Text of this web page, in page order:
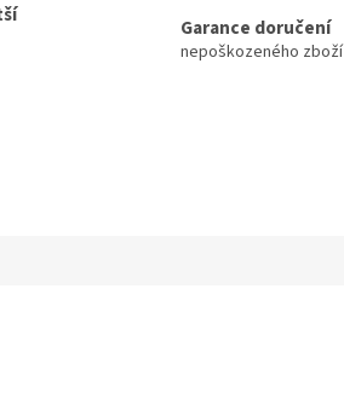
Garance doručení
nepoškozeného zboží